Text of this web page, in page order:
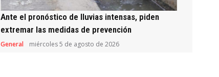
Ante el pronóstico de lluvias intensas, piden
extremar las medidas de prevención
General miércoles 5 de agosto de 2026